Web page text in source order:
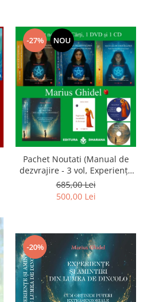
-27% NOU
Pachet Noutati (Manual de
dezvrajire - 3 vol, Experiențe
și amintiri, Rugăciunile
Luceafarului de dimineata) -
Marius Ghidel
685,00 Lei
500,00 Lei
-20%